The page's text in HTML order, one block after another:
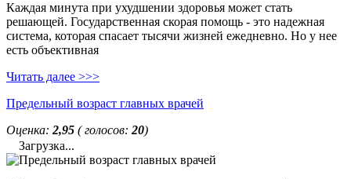
Каждая минута при ухудшении здоровья может стать
решающей. Государственная скорая помощь - это надежная
система, которая спасает тысячи жизней ежедневно. Но у нее
есть объективная
Читать далее >>>
Предельный возраст главных врачей
Оценка: 2,95 ( голосов: 20)
Загрузка...